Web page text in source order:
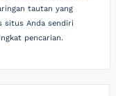
tautan yang
situs Anda sendiri
pencarian.